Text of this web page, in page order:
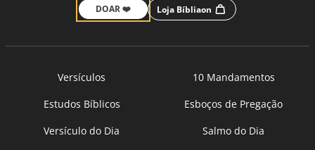
DOAR ❤️ Loja Bíbliaon
Versículos
10 Mandamentos
Estudos Bíblicos
Esboços de Pregação
Versículo do Dia
Salmo do Dia